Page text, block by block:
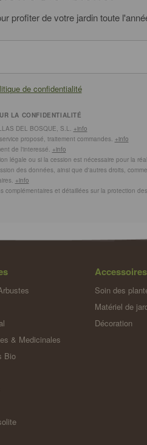
profiter de votre jardin toute
de confidentialité
LA CONFIDENTIALITÉ
DEL BOSQUE, S.L.
+info
proposé, traitement commandes. +info
de l'interessé. +info
légale ou si la cession est nécessaire pour la
des données, ainsi que d'autres droits,
+info
complémentaires et détaillées sur la protection
& Medicinales
Bio
Accessoires
Soin des
Matériel de
Décoration